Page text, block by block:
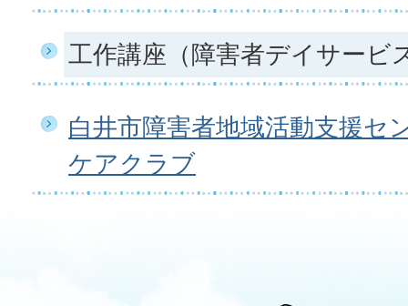
工作講座（障害者デイサービ
白井市障害者地域活動支援セ
ケアクラブ